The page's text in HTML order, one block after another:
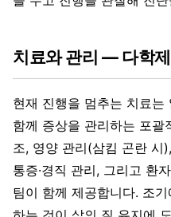
치료와 관리 — 다학
현재 진행을 멈추는 치료는
함께 증상을 관리하는 포괄
조, 영양 관리(삼킴 곤란 시
통증·경직 관리, 그리고 환
팀이 함께 제공합니다. 조